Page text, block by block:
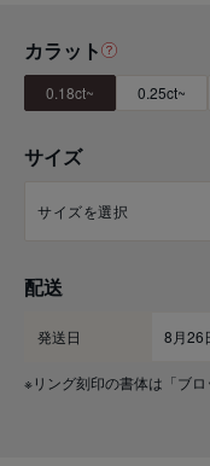
カラット
0.18ct~ 0.25ct~
サイズ
配送
発送日 8月26
※リング刻印の書体は「ブ